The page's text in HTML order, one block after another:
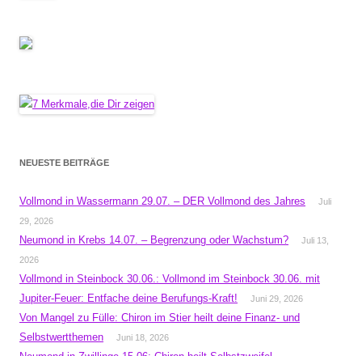
NEUESTE BEITRÄGE
Vollmond in Wassermann 29.07. – DER Vollmond des Jahres
Juli
29, 2026
Neumond in Krebs 14.07. – Begrenzung oder Wachstum?
Juli 13,
2026
Vollmond in Steinbock 30.06.: Vollmond im Steinbock 30.06. mit
Jupiter-Feuer: Entfache deine Berufungs-Kraft!
Juni 29, 2026
Von Mangel zu Fülle: Chiron im Stier heilt deine Finanz- und
Selbstwertthemen
Juni 18, 2026